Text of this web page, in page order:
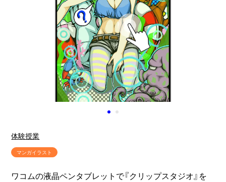
体験授業
マンガイラスト
ワコムの液晶ペンタブレットで『クリップスタジオ』を